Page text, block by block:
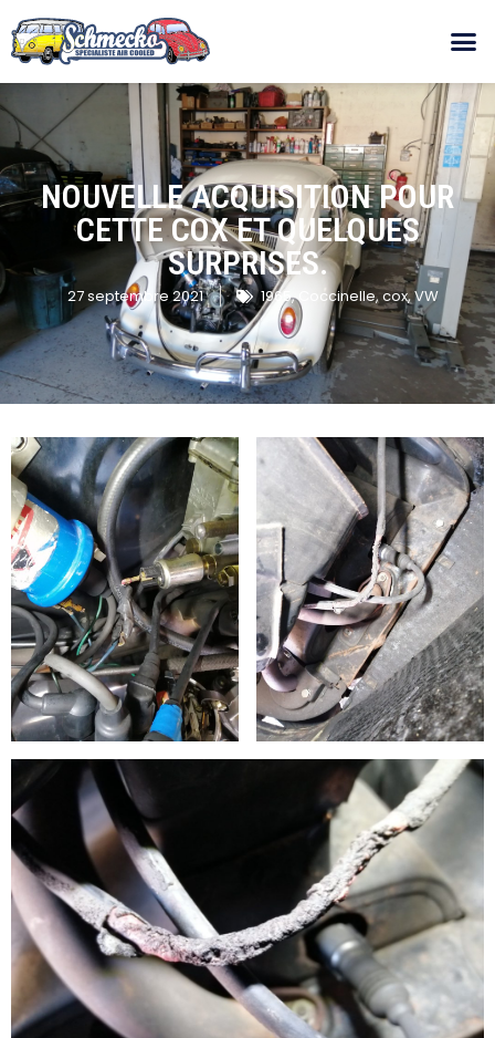
NOUVELLE ACQUISITION POUR
CETTE COX ET QUELQUES
SURPRISES.
27 septembre 2021 1965,Coccinelle,cox,VW